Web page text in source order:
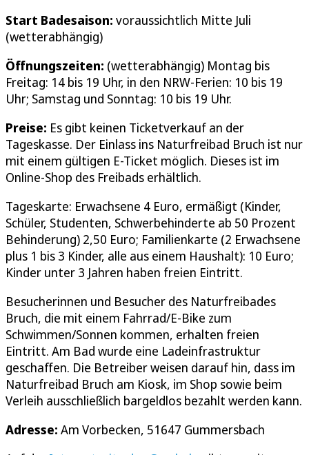
Start Badesaison: voraussichtlich Mitte Juli
(wetterabhängig)
Öffnungszeiten: (wetterabhängig) Montag bis
Freitag: 14 bis 19 Uhr, in den NRW-Ferien: 10 bis 19
Uhr; Samstag und Sonntag: 10 bis 19 Uhr.
Preise: Es gibt keinen Ticketverkauf an der
Tageskasse. Der Einlass ins Naturfreibad Bruch ist nur
mit einem gültigen E-Ticket möglich. Dieses ist im
Online-Shop des Freibads erhältlich.
Tageskarte: Erwachsene 4 Euro, ermäßigt (Kinder,
Schüler, Studenten, Schwerbehinderte ab 50 Prozent
Behinderung) 2,50 Euro; Familienkarte (2 Erwachsene
plus 1 bis 3 Kinder, alle aus einem Haushalt): 10 Euro;
Kinder unter 3 Jahren haben freien Eintritt.
Besucherinnen und Besucher des Naturfreibades
Bruch, die mit einem Fahrrad/E-Bike zum
Schwimmen/Sonnen kommen, erhalten freien
Eintritt. Am Bad wurde eine Ladeinfrastruktur
geschaffen. Die Betreiber weisen darauf hin, dass im
Naturfreibad Bruch am Kiosk, im Shop sowie beim
Verleih ausschließlich bargeldlos bezahlt werden kann.
Adresse: Am Vorbecken, 51647 Gummersbach